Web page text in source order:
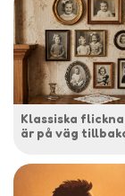
Klassiska
är på väg